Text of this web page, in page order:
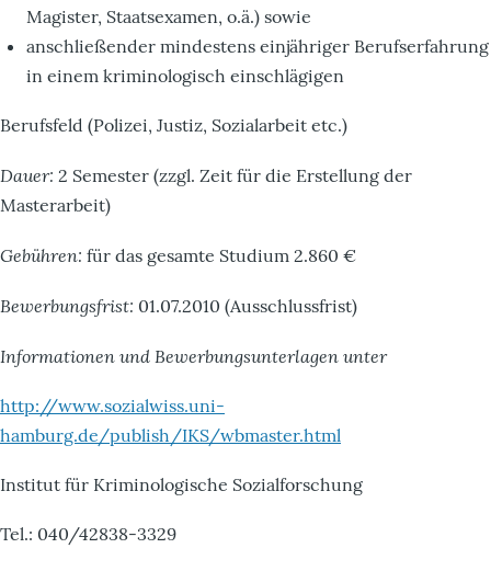
Magister, Staatsexamen, o.ä.) sowie
anschließender mindestens einjähriger Berufserfahrung
in einem kriminologisch einschlägigen
Berufsfeld (Polizei, Justiz, Sozialarbeit etc.)
Dauer: 2 Semester (zzgl. Zeit für die Erstellung der
Masterarbeit)
Gebühren: für das gesamte Studium 2.860 €
Bewerbungsfrist: 01.07.2010 (Ausschlussfrist)
Informationen und Bewerbungsunterlagen unter
http://www.sozialwiss.uni-
hamburg.de/publish/IKS/wbmaster.html
Institut für Kriminologische Sozialforschung
Tel.: 040/42838-3329